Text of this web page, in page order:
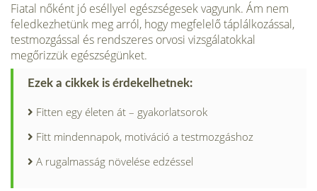
Fiatal nőként jó eséllyel egészségesek vagyunk. Ám nem
feledkezhetünk meg arról, hogy megfelelő táplálkozással,
testmozgással és rendszeres orvosi vizsgálatokkal
megőrizzük egészségünket.
Ezek a cikkek is érdekelhetnek:
Fitten egy életen át – gyakorlatsorok
Fitt mindennapok, motiváció a testmozgáshoz
A rugalmasság növelése edzéssel